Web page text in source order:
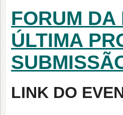
FORUM
ÚLTIMA
LINK DO